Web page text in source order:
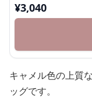
¥3,040
キャメル色の上質
ッグです。